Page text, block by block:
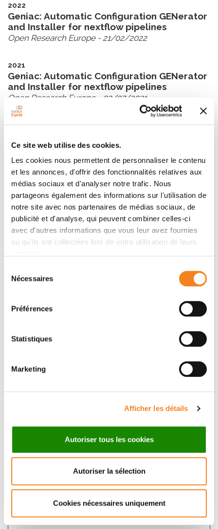
Ce site web utilise des cookies.
Les cookies nous permettent de personnaliser le contenu
et les annonces, d'offrir des fonctionnalités relatives aux
médias sociaux et d'analyser notre trafic. Nous
partageons également des informations sur l'utilisation de
notre site avec nos partenaires de médias sociaux, de
publicité et d'analyse, qui peuvent combiner celles-ci
avec d'autres informations que vous leur avez fournies
ou qu'ils ont collectées lors de votre utilisation de leurs
Nécessaires
Préférences
Statistiques
Marketing
Afficher les détails
Autoriser tous les cookies
Autoriser la sélection
Cookies nécessaires uniquement
2022
Geniac: Automatic Configuration GENerator
and Installer for nextflow pipelines
Open Research Europe- 21/02/2022
2021
Geniac: Automatic Configuration GENerator
and Installer for nextflow pipelines
Open Research Europe- 02/07/2021
Contact FREDERIC JARLIER
Contact me by phone or by filling in the form below
Phone desk: 0033156246933
Message
Subject*